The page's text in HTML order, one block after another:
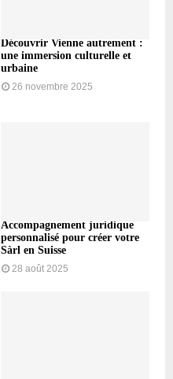
Découvrir Vienne autrement :
une immersion culturelle et
urbaine
26 novembre 2025
Accompagnement juridique
personnalisé pour créer votre
Sàrl en Suisse
28 août 2025